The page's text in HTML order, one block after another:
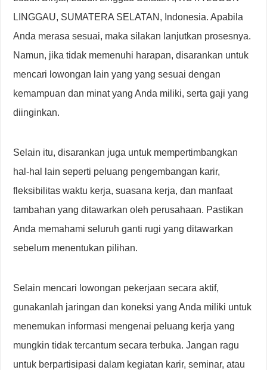
LINGGAU, SUMATERA SELATAN, Indonesia. Apabila
Anda merasa sesuai, maka silakan lanjutkan prosesnya.
Namun, jika tidak memenuhi harapan, disarankan untuk
mencari lowongan lain yang yang sesuai dengan
kemampuan dan minat yang Anda miliki, serta gaji yang
diinginkan.
Selain itu, disarankan juga untuk mempertimbangkan
hal-hal lain seperti peluang pengembangan karir,
fleksibilitas waktu kerja, suasana kerja, dan manfaat
tambahan yang ditawarkan oleh perusahaan. Pastikan
Anda memahami seluruh ganti rugi yang ditawarkan
sebelum menentukan pilihan.
Selain mencari lowongan pekerjaan secara aktif,
gunakanlah jaringan dan koneksi yang Anda miliki untuk
menemukan informasi mengenai peluang kerja yang
mungkin tidak tercantum secara terbuka. Jangan ragu
untuk berpartisipasi dalam kegiatan karir, seminar, atau